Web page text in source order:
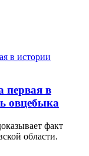
первая в
овцебыка
факт
области.